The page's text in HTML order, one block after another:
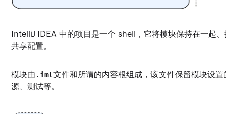
IntelliJ IDEA 中的项目是一个 shell，它将模块保持在一起
共享配置。
模块由 .iml文件和所谓的内容根组成，该文件保留模块设
源、测试等。